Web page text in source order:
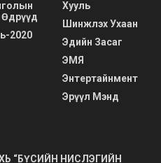
2020
Хууль
Шинжлэх Ухаан
Эдийн Засаг
ЭМЯ
Энтертайнмент
Эрүүл Мэнд
“БҮСИЙН НИСЛЭГИЙН